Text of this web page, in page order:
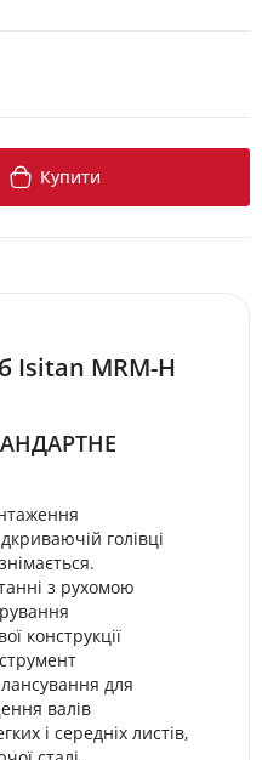
Купити
Isitan MRM-H
голівці
з рухомою
конструкції
для
валів
і середніх листів,